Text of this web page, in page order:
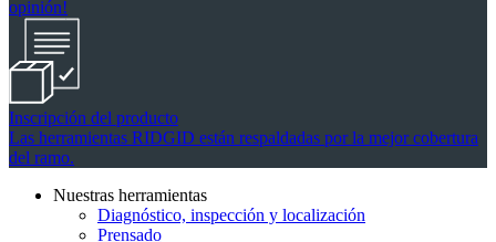
opinión!
Inscripción del producto
Las herramientas RIDGID están respaldadas por la mejor cobertura
del ramo.
Nuestras herramientas
Diagnóstico, inspección y localización
Prensado